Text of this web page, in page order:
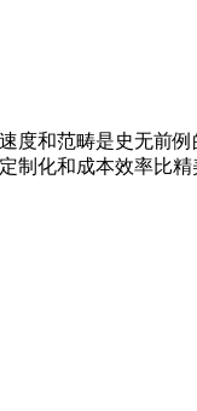
度和范畴是史无前例
制化和成本效率比